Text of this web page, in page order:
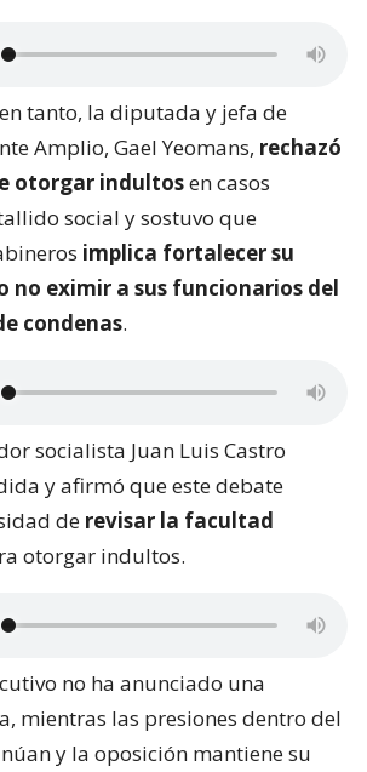
tanto, la diputada y jefa de
Amplio, Gael Yeomans, rechazó
otorgar indultosen casos
social y sostuvo que
implica fortalecer su
no eximir a sus funcionarios del
condenas.
socialista Juan Luis Castro
y afirmó que este debate
de revisar la facultad
otorgar indultos.
no ha anunciado una
mientras las presiones dentro del
y la oposición mantiene su